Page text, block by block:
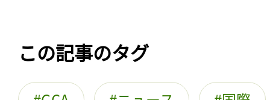
この記事のタグ